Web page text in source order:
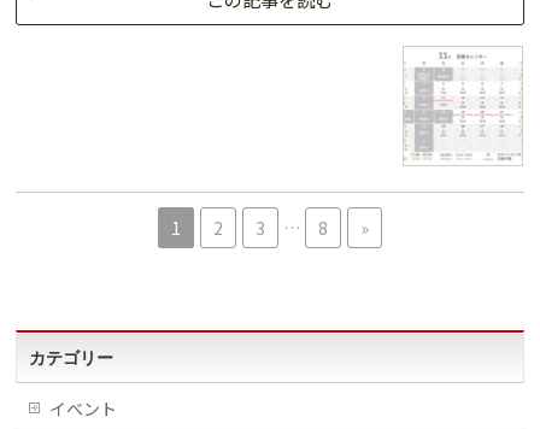
1 2 3 … 8 »
カテゴリー
イベント